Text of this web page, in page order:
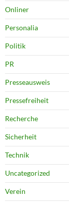
Onliner
Personalia
Politik
PR
Presseausweis
Pressefreiheit
Recherche
Sicherheit
Technik
Uncategorized
Verein